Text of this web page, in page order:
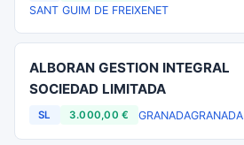
SANT GUIM DE FREIXENET
ALBORAN GESTION INTEGRAL
SOCIEDAD LIMITADA
SL 3.000,00 € GRANADAGRANADA